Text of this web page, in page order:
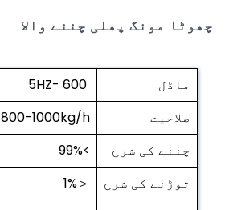
چھوٹا مونگ پھلی چننے والا
ماڈل
صلاحیت
800-1000kg/h
چننے کی شرح
>99%
توڑنے کی شرح
＜1%